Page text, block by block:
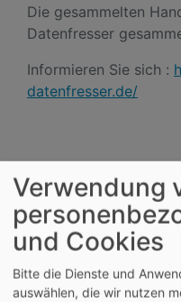
Die gesammelten
Datenfresser
Informieren Sie sich :
datenfresser.de/
Netz Fairtrade
Verwendung
und Cookies
Bitte die Dienste und
auswählen, die wir nutzen